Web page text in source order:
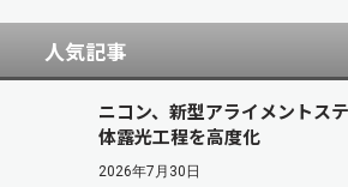
人気記事
ニコン、新型アライメント
体露光工程を高度化
2026年7月30日